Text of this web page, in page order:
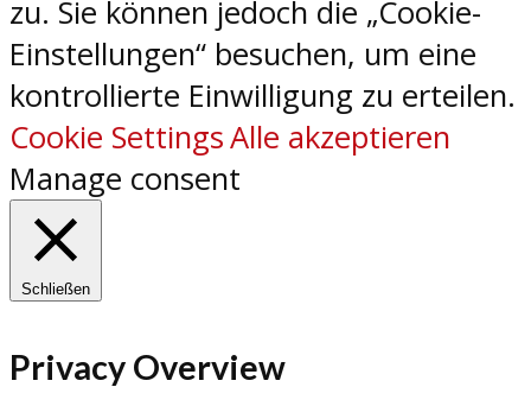
zu. Sie können jedoch die „Cookie-
Einstellungen“ besuchen, um eine
kontrollierte Einwilligung zu erteilen.
Cookie SettingsAlle akzeptieren
Manage consent
Schließen
Privacy Overview